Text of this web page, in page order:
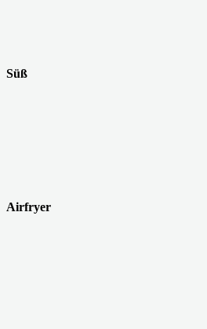
Süß
Airfryer